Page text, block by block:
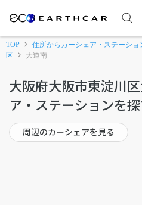
TOP 住所からカーシェア・ステーショ
区
大道南
大阪府大阪市東淀川
ア・ステーションを
周辺のカーシェアを見る